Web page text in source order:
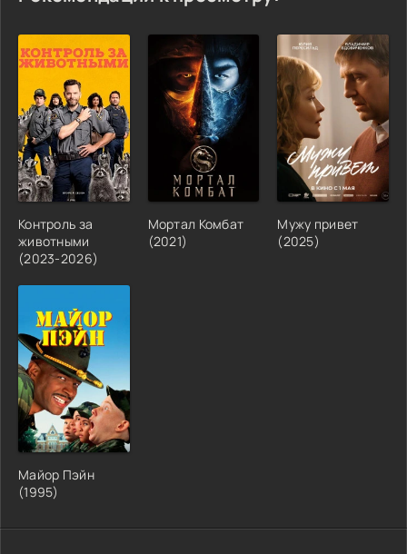
Контроль за
животными
(2023-2026)
Мортал Комбат
(2021)
Мужу привет
(2025)
Майор Пэйн
(1995)